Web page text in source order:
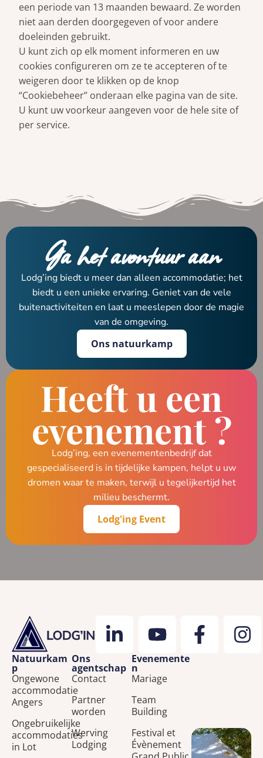
een periode van 13 maanden bewaard. Ze worden
niet aan derden doorgegeven of voor andere
doeleinden gebruikt.
U kunt zich op elk moment informeren en uw
cookies configureren om ze te accepteren of te
weigeren door te klikken op de knop
“Cookiebeheer” onderaan elke pagina van de site.
U kunt uw voorkeur aangeven voor de hele site of
per service.
Ga het avontuur aan
Lodg’ing biedt u meer dan alleen accommodatie; het
biedt u een unieke ervaring. Geniet van de vele
buitenactiviteiten en laat u meeslepen door de magie
van de omgeving.
Ons natuurkamp
Heeft u een
evenement ?
Lodg’ing, een evenementenbedrijf dat
gespecialiseerd is in tijdelijke kampen, helpt u uw
dromen waar te maken, terwijl u tegelijkertijd het
milieu beschermt.
Lodg'ing Event
Natuurkam
p
Ongewone
accommodatie
Angers
Ongebruikelijke
accommodaties
in Lot
Ons
agentschap
Contact
Partner
worden
Werving
Lodging
Evenemente
n
Mariage
Team
Building
Festival et
Évènement